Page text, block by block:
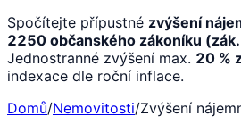
Spočítejte přípustné zvýšení
2250 občanského zákoníku
Jednostranné zvýšení max. 20 %
indexace dle roční inflace.
Domů/Nemovitosti/Zvýšení